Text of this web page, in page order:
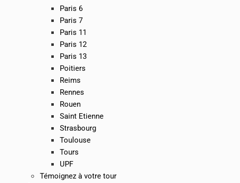
Paris 6
Paris 7
Paris 11
Paris 12
Paris 13
Poitiers
Reims
Rennes
Rouen
Saint Etienne
Strasbourg
Toulouse
Tours
UPF
Témoignez à votre tour